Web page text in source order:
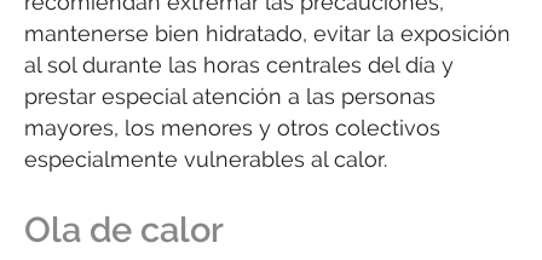
mantenerse bien hidratado, evitar la exposición
al sol durante las horas centrales del día y
prestar especial atención a las personas
mayores, los menores y otros colectivos
especialmente vulnerables al calor.
Ola de calor